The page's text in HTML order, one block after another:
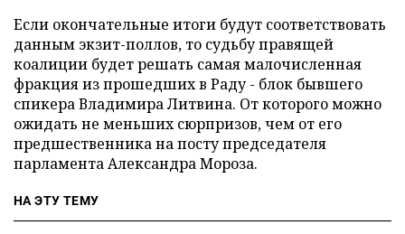
Если окончательные итоги будут соответствовать
данным экзит-поллов, то судьбу правящей
коалиции будет решать самая малочисленная
фракция из прошедших в Раду - блок бывшего
спикера Владимира Литвина. От которого можно
ожидать не меньших сюрпризов, чем от его
предшественника на посту председателя
парламента Александра Мороза.
НА ЭТУ ТЕМУ